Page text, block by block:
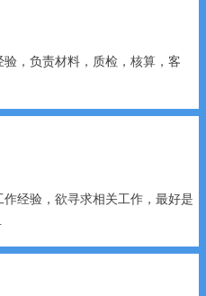
，负责材料，质检，核算，客
经验，欲寻求相关工作，最好是